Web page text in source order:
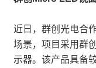
近日，群创光电合
场景，项目采用群
示器。该产品具备